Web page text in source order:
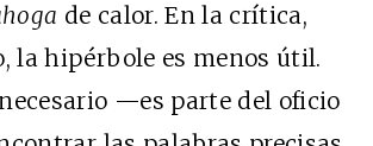
de calor. En la crítica,
la hipérbole es menos útil.
—es parte del oficio